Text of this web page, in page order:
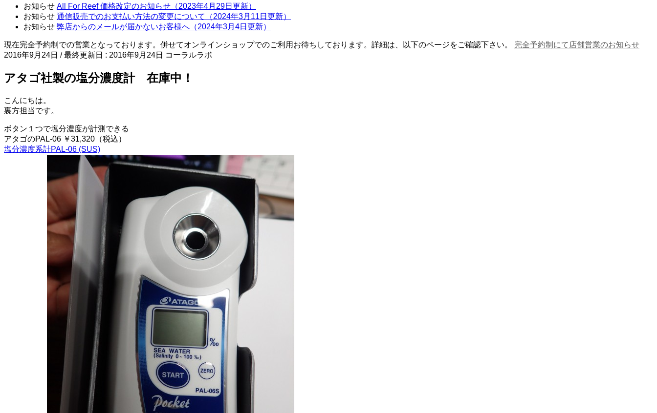
お知らせ All For Reef 価格改定のお知らせ（2023年4月29日更新）
お知らせ 通信販売でのお支払い方法の変更について（2024年3月11日更新）
お知らせ 弊店からのメールが届かないお客様へ（2024年3月4日更新）
現在完全予約制での営業となっております。併せてオンラインショップでのご利用お待ちしております。詳細は、以下のページをご確認下さい。 完全予約制にて店舗営業のお知らせ
2016年9月24日 / 最終更新日 : 2016年9月24日 コーラルラボ
アタゴ社製の塩分濃度計 在庫中！
こんにちは。
裏方担当です。
ボタン１つで塩分濃度が計測できる
アタゴのPAL-06 ￥31,320（税込）
塩分濃度系計PAL-06 (SUS)